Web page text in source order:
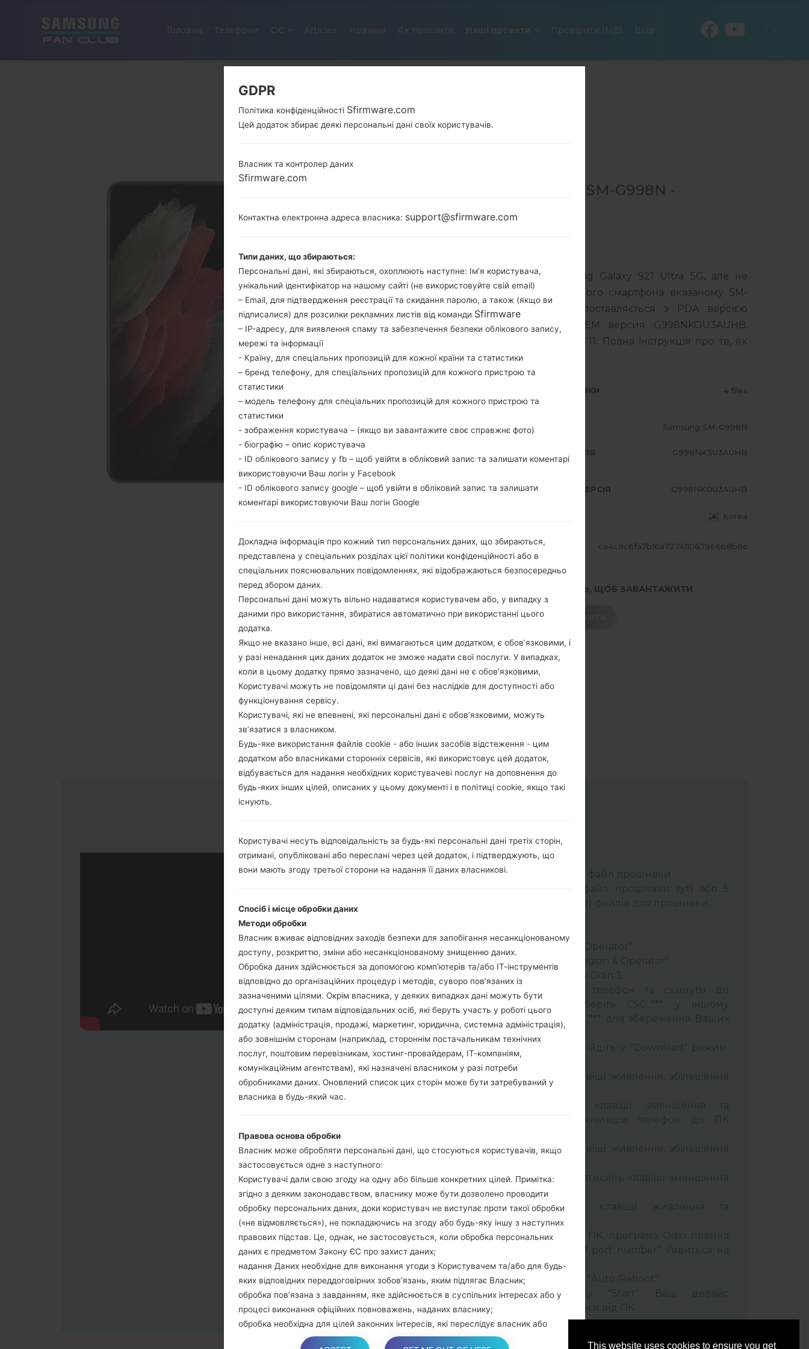
This website uses cookies to ensure you get
Новини Як прошити Наші проекти Провірити IMEI Вхід
ОФІЦІЙНА ПРОШИВКА #257903 ДЛЯ SM-G998N -
SAMSUNGGALAXY S21 ULTRA 5G
G998N_1_20210818070835_zvd5m1wt86_fac.zip
Завантажте останнє оновлення прошивки для Samsung Galaxy S21 Ultra 5G, але не
забудьте перевірити, чи відповідає номер моделі вашого смартфона вказаному SM-
G998N. Код прошивки KOO для KOREA. Продукт поставляється з PDA версією
G998NKSU3AUHB версія CSC G998NOKR3AUHB, MODEM версия G998NKOU3AUHB.
Версія операційної системи даної прошивки Android R 11. Повна інструкція про те, як
прошивати стокову прошивку на пристроях Samsung
_zvd5m1wt86_fac
ТИП ПРОШИВКИ 4 files
РОЗМІР ФАЙЛУ 6.09 GiB МОДЕЛЬ Samsung SM-G998N
ОПЕРАЦІЙНА
СИСТЕМА
PDA/AP ВЕРСІЯ G998NKSU3AUHB
CSC ВЕРСІЯ G998NOKR3AUHB MODEM/CP ВЕРСІЯ G998NKOU3AUHB
Korea
ОПИС KOO ХЕШ ca4c9c6fa7b16a727411067966b8b6c
1.ПЕРЕВІРТИ НАЯВНІСТЬ RECAPTCHA 2.НАТИСНІТЬ, ЩОБ ЗАВАНТАЖИТИ
ЗАВАНТАЖИТИ
Завантажте на свій ПК:Odin 3
Далі завантажте та розпакуйте файл прошивки.
CP: "Modem & Radio"
HOME_CSC_***: "Country & Region & Operator"
Додайте усі файли у програму Odin 3.
Якщо ви хочете прошити телефон та скинути до
заводських налаштувань оберіть CSC_***, у іншому
випадку виберіть HOME_CSC_*** для збереження Ваших
Тепер вимкніть пристрій і увійдіть у "Download" режим.
Усі методи як це зробити:
Натисніть та утримуйти клавіші: живлення, збільшення
Натисніть та утримуйти клавіші: живлення, збільшення
Підключіть USB кабель та натисніть клавіші: зменшення
звуку та Bixbi.
Натисніть та утримуйти клавіші: живлення та
збільшення гучності.
Далі підключить телефон до ПК, програма Odin повина
виявити Ваш девайс та "COM port number" з'явиться на
екрані.
Вказуйте лише "F.Reset" час та "Auto-Reboot".
В кінці натисніть кнопку "Start". Ваш девайс
перезагрузиться та відєднається від ПК.
GDPR
Політика конфіденційності Sfirmware.com
Цей додаток збирає деякі персональні дані своїх користувачів.
Власник та контролер даних
Sfirmware.com
Контактна електронна адреса власника: support@sfirmware.com
Типи даних, що збираються:
Персональні дані, які збираються, охоплюють наступне: Ім’я користувача,
унікальний ідентифікатор на нашому сайті (не використовуйте свій email)
– Email, для підтвердження реєстрації та скидання паролю, а також (якщо ви
підписалися) для розсилки рекламних листів від команди Sfirmware
– IP-адресу, для виявлення спаму та забезпечення безпеки облікового запису,
мережі та інформації
- Країну, для спеціальних пропозицій для кожної країни та статистики
– бренд телефону, для спеціальних пропозицій для кожного пристрою та
статистики
– модель телефону для спеціальних пропозицій для кожного пристрою та
статистики
- зображення користувача – (якщо ви завантажите своє справжнє фото)
- біографію – опис користувача
- ID облікового запису у fb – щоб увійти в обліковий запис та залишати коментарі
використовуючи Ваш логін у Facebook
- ID облікового запису google – щоб увійти в обліковий запис та залишати
коментарі використовуючи Ваш логін Google
Докладна інформація про кожний тип персональних даних, що збираються,
представлена у спеціальних розділах цієї політики конфіденційності або в
спеціальних пояснювальних повідомленнях, які відображаються безпосередньо
перед збором даних.
Персональні дані можуть вільно надаватися користувачем або, у випадку з
даними про використання, збиратися автоматично при використанні цього
додатка.
Якщо не вказано інше, всі дані, які вимагаються цим додатком, є обов’язковими, і
у разі ненадання цих даних додаток не зможе надати свої послуги. У випадках,
коли в цьому додатку прямо зазначено, що деякі дані не є обов’язковими,
Користувачі можуть не повідомляти ці дані без наслідків для доступності або
функціонування сервісу.
Користувачі, які не впевнені, які персональні дані є обов’язковими, можуть
зв’язатися з власником.
Будь-яке використання файлів cookie - або інших засобів відстеження - цим
додатком або власниками сторонніх сервісів, які використовує цей додаток,
відбувається для надання необхідних користувачеві послуг на доповнення до
будь-яких інших цілей, описаних у цьому документі і в політиці cookie, якщо такі
існують.
Користувачі несуть відповідальність за будь-які персональні дані третіх сторін,
отримані, опубліковані або переслані через цей додаток, і підтверджують, що
вони мають згоду третьої сторони на надання її даних власникові.
Спосіб і місце обробки даних
Методи обробки
Власник вживає відповідних заходів безпеки для запобігання несанкціонованому
доступу, розкриттю, зміни або несанкціонованому знищенню даних.
Обробка даних здійснюється за допомогою комп’ютерів та/або ІТ-інструментів
відповідно до організаційних процедур і методів, суворо пов’язаних із
зазначеними цілями. Окрім власника, у деяких випадках дані можуть бути
доступні деяким типам відповідальних осіб, які беруть участь у роботі цього
додатку (адміністрація, продажі, маркетинг, юридична, системна адміністрація),
або зовнішнім сторонам (наприклад, стороннім постачальникам технічних
послуг, поштовим перевізникам, хостинг-провайдерам, ІТ-компаніям,
комунікаційним агентствам), які назначені власником у разі потреби
обробниками даних. Оновлений список цих сторін може бути затребуваний у
власника в будь-який час.
Правова основа обробки
Власник може обробляти персональні дані, що стосуються користувачів, якщо
застосовується одне з наступного:
Користувачі дали свою згоду на одну або більше конкретних цілей. Примітка:
згідно з деяким законодавством, власнику може бути дозволено проводити
обробку персональних даних, доки користувач не виступає проти такої обробки
(«не відмовляється»), не покладаючись на згоду або будь-яку іншу з наступних
правових підстав. Це, однак, не застосовується, коли обробка персональних
даних є предметом Закону ЄС про захист даних;
надання Даних необхідне для виконання угоди з Користувачем та/або для будь-
яких відповідних переддоговірних зобов’язань, яким підлягає Власник;
обробка пов’язана з завданням, яке здійснюється в суспільних інтересах або у
процесі виконання офіційних повноважень, наданих власнику;
обробка необхідна для цілей законних інтересів, які переслідує власник або